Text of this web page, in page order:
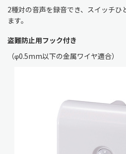
2種対の音声を録音でき、スイッチひ
ます。
盗難防止用フック付き
（φ0.5mm以下の金属ワイヤ適合）